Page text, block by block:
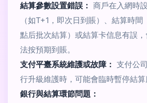
結算參數設置錯誤： 商戶在入網時
（如T+1，即次日到賬）、結算時
點后批次結算）或結算卡信息有誤
法按預期到賬。
支付平臺系統維護或故障： 支付公
行升級維護時，可能會臨時暫停結算
銀行與結算環節問題：